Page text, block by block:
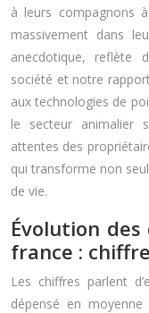
à leurs compagnons
massivement dans
anecdotique, reflète
société et notre
aux technologies de
le secteur animalier
attentes des
qui transforme non
de vie.
Évolution
france :
Les chiffres parlent
dépensé en